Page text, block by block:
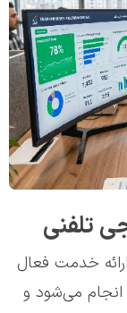
تلفنی
خدمت فعال
انجام می‌شود و